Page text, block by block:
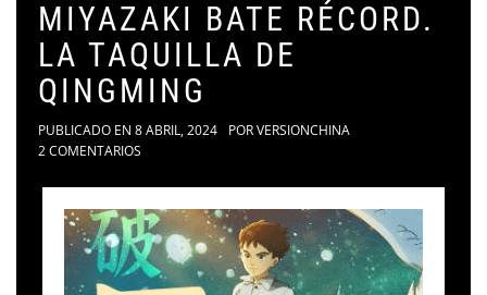
MIYAZAKI BATE RÉCORD.
LA TAQUILLA DE
QINGMING
PUBLICADO EN 8 ABRIL, 2024 PORVERSIONCHINA
2 COMENTARIOS